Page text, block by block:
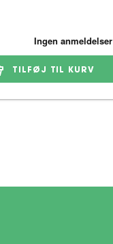
TILFØJ TIL KURV